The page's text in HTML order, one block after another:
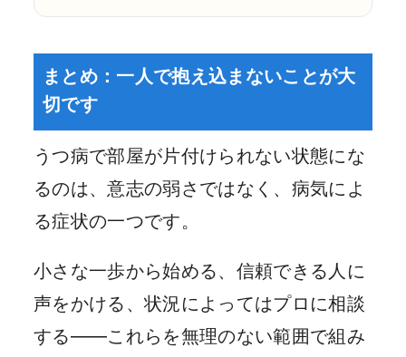
まとめ：一人で抱え込まないことが大
切です
うつ病で部屋が片付けられない状態にな
るのは、意志の弱さではなく、病気によ
る症状の一つです。
小さな一歩から始める、信頼できる人に
声をかける、状況によってはプロに相談
する——これらを無理のない範囲で組み